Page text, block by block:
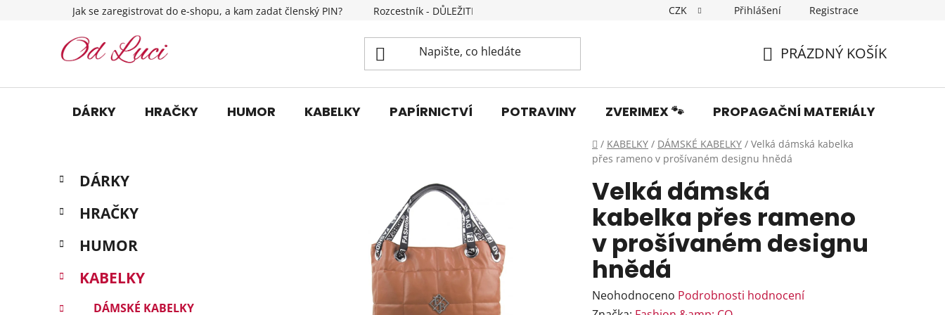
Jak se zaregistrovat do e-shopu, a kam zadat členský PIN? Rozcestník - DŮLEŽITÉ INFORMACE Dopravné Obchodní podmínky Podmínky ochrany
CZK Přihlášení Registrace
KOŠÍK
PRÁZDNÝ KOŠÍK
DÁRKY HRAČKY HUMOR KABELKY PAPÍRNICTVÍ POTRAVINY ZVERIMEX 🐾 PROPAGAČNÍ MATERIÁLY
Domů
/ KABELKY / DÁMSKÉ KABELKY / Velká dámská kabelka
přes rameno v prošívaném designu hnědá
P
s
r
n
n
Přeskočit
kategorie
K
a
e
o
i
DÁRKY
HRAČKY
HUMOR
KABELKY
DÁMSKÉ KABELKY
Velká dámská
kabelka přes rameno
v prošívaném designu
hnědá
Průměrné
Neohodnoceno Podrobnosti hodnocení